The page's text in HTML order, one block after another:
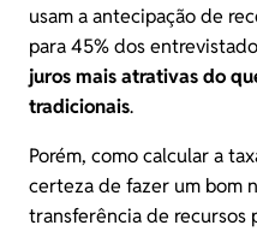
usam a antecipação de
para 45% dos
juros mais atrativas do
tradicionais.
Porém, como calcular a
certeza de fazer um bom
transferência de recursos